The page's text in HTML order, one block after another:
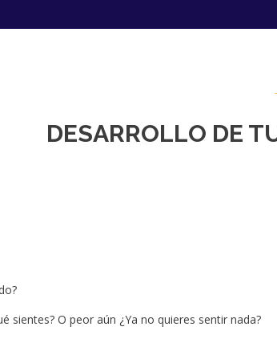
DESARROLLO DE
sientes? O peor aún ¿Ya no quieres sentir nada?